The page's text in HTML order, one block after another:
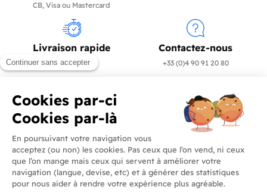
CB, Visa ou Mastercard
Livraison rapide
en 24/72h
Contactez-nous
+33 (0)4 90 91 20 80